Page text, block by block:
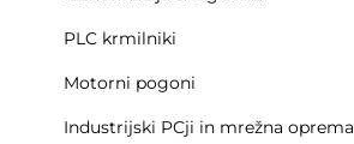
PLC krmilniki
Motorni pogoni
Industrijski PCji in mrežna oprema